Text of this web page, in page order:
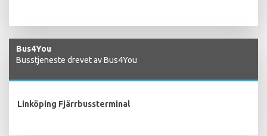
Bus4You
Busstjeneste drevet av Bus4You
Linköping Fjärrbussterminal